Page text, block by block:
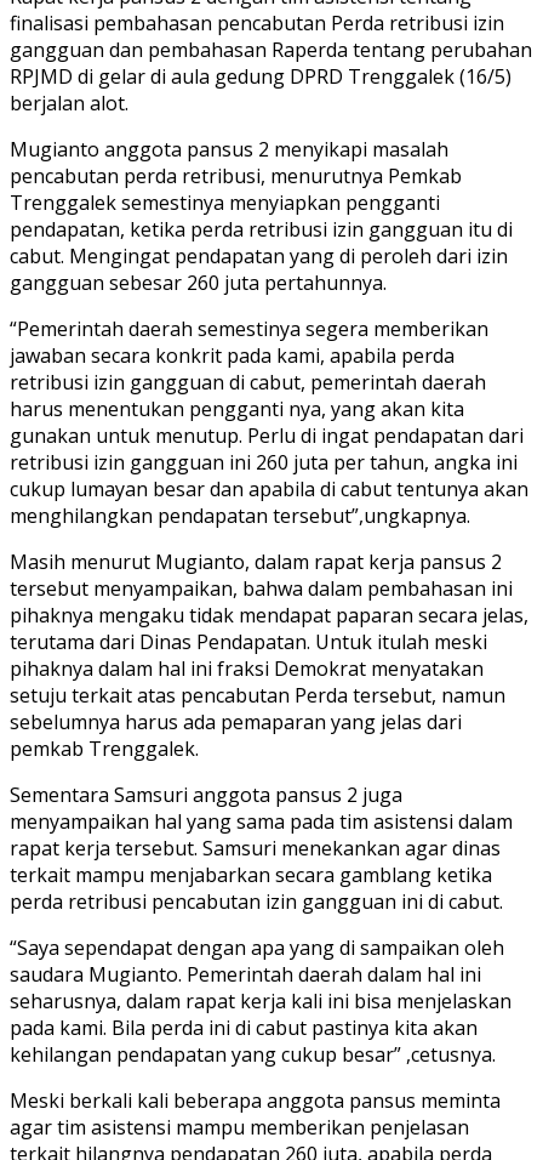
finalisasi pembahasan pencabutan Perda retribusi izin
gangguan dan pembahasan Raperda tentang perubahan
RPJMD di gelar di aula gedung DPRD Trenggalek (16/5)
berjalan alot.
Mugianto anggota pansus 2 menyikapi masalah
pencabutan perda retribusi, menurutnya Pemkab
Trenggalek semestinya menyiapkan pengganti
pendapatan, ketika perda retribusi izin gangguan itu di
cabut. Mengingat pendapatan yang di peroleh dari izin
gangguan sebesar 260 juta pertahunnya.
“Pemerintah daerah semestinya segera memberikan
jawaban secara konkrit pada kami, apabila perda
retribusi izin gangguan di cabut, pemerintah daerah
harus menentukan pengganti nya, yang akan kita
gunakan untuk menutup. Perlu di ingat pendapatan dari
retribusi izin gangguan ini 260 juta per tahun, angka ini
cukup lumayan besar dan apabila di cabut tentunya akan
menghilangkan pendapatan tersebut”,ungkapnya.
Masih menurut Mugianto, dalam rapat kerja pansus 2
tersebut menyampaikan, bahwa dalam pembahasan ini
pihaknya mengaku tidak mendapat paparan secara jelas,
terutama dari Dinas Pendapatan. Untuk itulah meski
pihaknya dalam hal ini fraksi Demokrat menyatakan
setuju terkait atas pencabutan Perda tersebut, namun
sebelumnya harus ada pemaparan yang jelas dari
pemkab Trenggalek.
Sementara Samsuri anggota pansus 2 juga
menyampaikan hal yang sama pada tim asistensi dalam
rapat kerja tersebut. Samsuri menekankan agar dinas
terkait mampu menjabarkan secara gamblang ketika
perda retribusi pencabutan izin gangguan ini di cabut.
“Saya sependapat dengan apa yang di sampaikan oleh
saudara Mugianto. Pemerintah daerah dalam hal ini
seharusnya, dalam rapat kerja kali ini bisa menjelaskan
pada kami. Bila perda ini di cabut pastinya kita akan
kehilangan pendapatan yang cukup besar” ,cetusnya.
Meski berkali kali beberapa anggota pansus meminta
agar tim asistensi mampu memberikan penjelasan
terkait hilangnya pendapatan 260 juta, apabila perda